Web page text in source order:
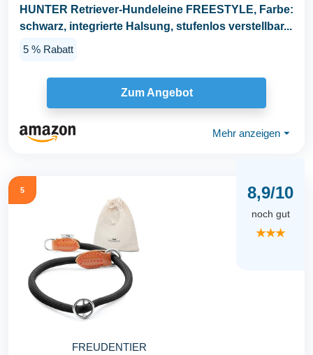
HUNTER Retriever-Hundeleine FREESTYLE, Farbe:
schwarz, integrierte Halsung, stufenlos verstellbar...
5 % Rabatt
Zum Angebot
Mehr anzeigen ⏷
5
FREUDENTIER
8,9/10
noch gut
★★★